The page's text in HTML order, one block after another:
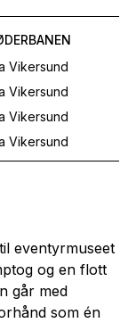
Vikersund
Vikersund
Vikersund
Vikersund
eventyrmuseet
og en flott
går med
som én